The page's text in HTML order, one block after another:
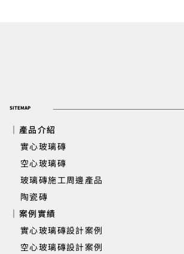
新竹遠傳丰景 | 大廳櫃
SITEMAP
｜產品介紹
實心玻璃磚
​ 空心玻璃磚
玻璃磚施工周邊產品
陶瓷磚
｜案例實績
實心玻璃磚設計案例
空心玻璃磚設計案例